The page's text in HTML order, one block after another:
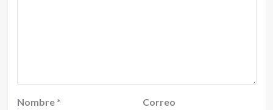
Nombre *
Correo